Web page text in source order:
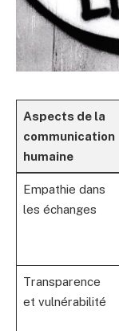
Aspects de la
communication
humaine
Empathie dans
les échanges
Transparence
et vulnérabilité